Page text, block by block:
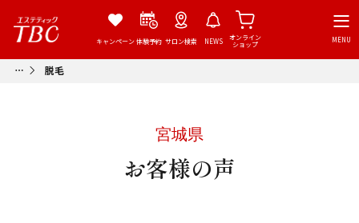
キャンペーン体験予約 サロン検索 NEWS
オンライン
ショップ
MENU
脱毛
宮城県
お客様の声